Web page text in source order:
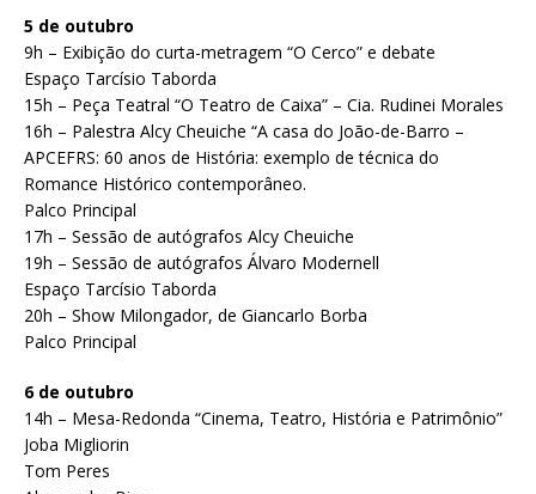
5 de outubro
9h – Exibição do curta-metragem “O Cerco” e debate
Espaço Tarcísio Taborda
15h – Peça Teatral “O Teatro de Caixa” – Cia. Rudinei Morales
16h – Palestra Alcy Cheuiche “A casa do João-de-Barro –
APCEFRS: 60 anos de História: exemplo de técnica do
Romance Histórico contemporâneo.
Palco Principal
17h – Sessão de autógrafos Alcy Cheuiche
19h – Sessão de autógrafos Álvaro Modernell
Espaço Tarcísio Taborda
20h – Show Milongador, de Giancarlo Borba
Palco Principal
6 de outubro
14h – Mesa-Redonda “Cinema, Teatro, História e Patrimônio”
Joba Migliorin
Tom Peres